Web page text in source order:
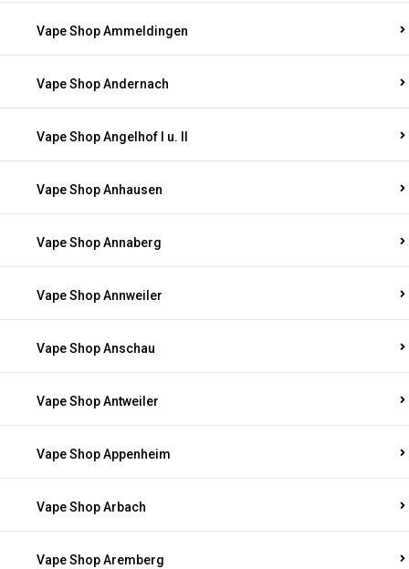
Vape Shop Ammeldingen
Vape Shop Andernach
Vape Shop Angelhof I u. II
Vape Shop Anhausen
Vape Shop Annaberg
Vape Shop Annweiler
Vape Shop Anschau
Vape Shop Antweiler
Vape Shop Appenheim
Vape Shop Arbach
Vape Shop Aremberg